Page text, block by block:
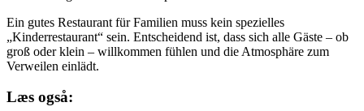
Ein gutes Restaurant für Familien muss kein spezielles
„Kinderrestaurant“ sein. Entscheidend ist, dass sich alle Gäste – ob
groß oder klein – willkommen fühlen und die Atmosphäre zum
Verweilen einlädt.
Læs også: